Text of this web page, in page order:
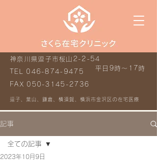
平日9時～17時
神奈川県逗子市桜山2-2-54
TEL 046-874-9475
FAX 050-3145-2736
逗子、葉山、鎌倉、横須賀、横浜市金沢区の在宅医療
記事
全ての記事
2023年10月9日